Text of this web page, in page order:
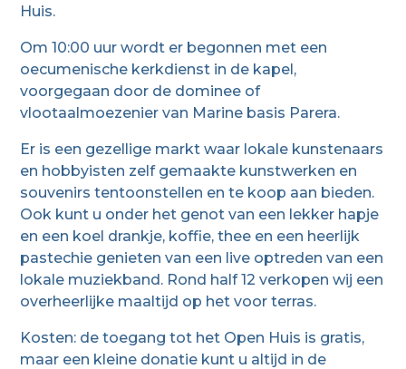
Huis.
Om 10:00 uur wordt er begonnen met een
oecumenische kerkdienst in de kapel,
voorgegaan door de dominee of
vlootaalmoezenier van Marine basis Parera.
Er is een gezellige markt waar lokale kunstenaars
en hobbyisten zelf gemaakte kunstwerken en
souvenirs tentoonstellen en te koop aan bieden.
Ook kunt u onder het genot van een lekker hapje
en een koel drankje, koffie, thee en een heerlijk
pastechie genieten van een live optreden van een
lokale muziekband. Rond half 12 verkopen wij een
overheerlijke maaltijd op het voor terras.
Kosten: de toegang tot het Open Huis is gratis,
maar een kleine donatie kunt u altijd in de